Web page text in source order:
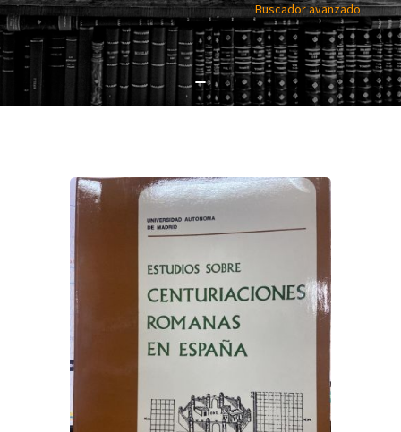
Buscador avanzado